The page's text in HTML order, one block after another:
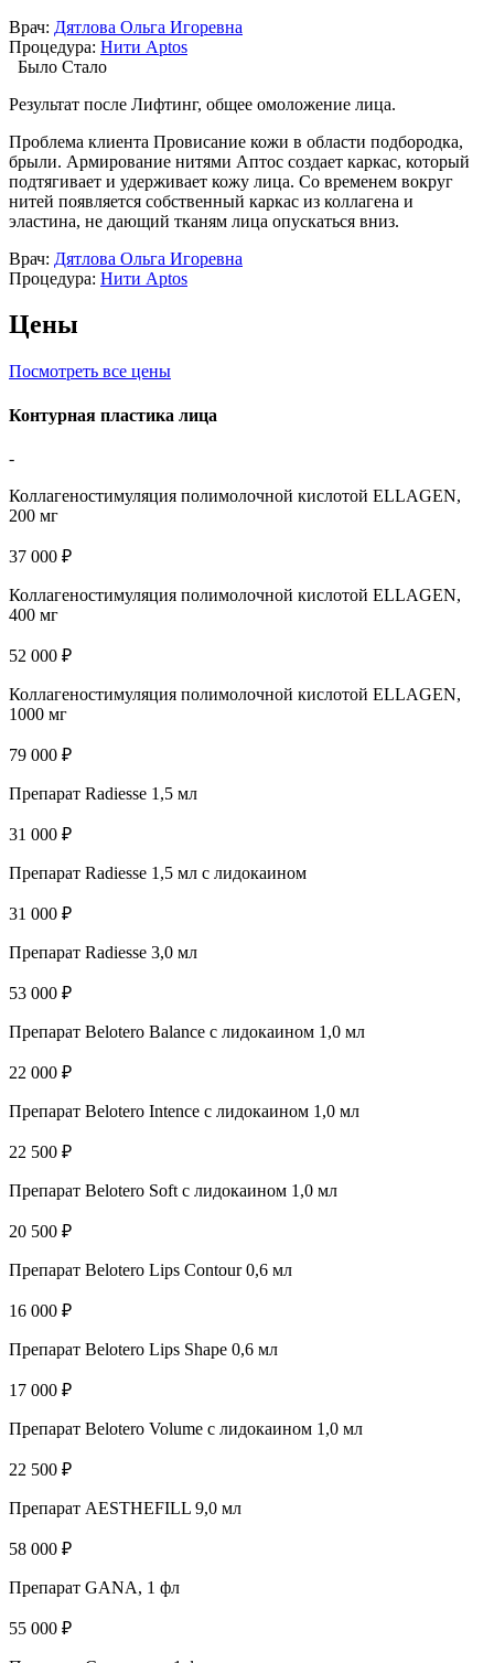
Врач: Дятлова Ольга Игоревна
Процедура: Нити Aptos
Было Стало
Результат после Лифтинг, общее омоложение лица.
Проблема клиента Провисание кожи в области подбородка,
брыли. Армирование нитями Аптос создает каркас, который
подтягивает и удерживает кожу лица. Со временем вокруг
нитей появляется собственный каркас из коллагена и
эластина, не дающий тканям лица опускаться вниз.
Врач: Дятлова Ольга Игоревна
Процедура: Нити Aptos
Цены
Посмотреть все цены
Контурная пластика лица
-
Коллагеностимуляция полимолочной кислотой ELLAGEN,
200 мг
37 000 ₽
Коллагеностимуляция полимолочной кислотой ELLAGEN,
400 мг
52 000 ₽
Коллагеностимуляция полимолочной кислотой ELLAGEN,
1000 мг
79 000 ₽
Препарат Radiesse 1,5 мл
31 000 ₽
Препарат Radiesse 1,5 мл с лидокаином
31 000 ₽
Препарат Radiesse 3,0 мл
53 000 ₽
Препарат Belotero Balance с лидокаином 1,0 мл
22 000 ₽
Препарат Belotero Intence с лидокаином 1,0 мл
22 500 ₽
Препарат Belotero Soft с лидокаином 1,0 мл
20 500 ₽
Препарат Belotero Lips Contour 0,6 мл
16 000 ₽
Препарат Belotero Lips Shape 0,6 мл
17 000 ₽
Препарат Belotero Volume с лидокаином 1,0 мл
22 500 ₽
Препарат AESTHEFILL 9,0 мл
58 000 ₽
Препарат GANA, 1 фл
55 000 ₽